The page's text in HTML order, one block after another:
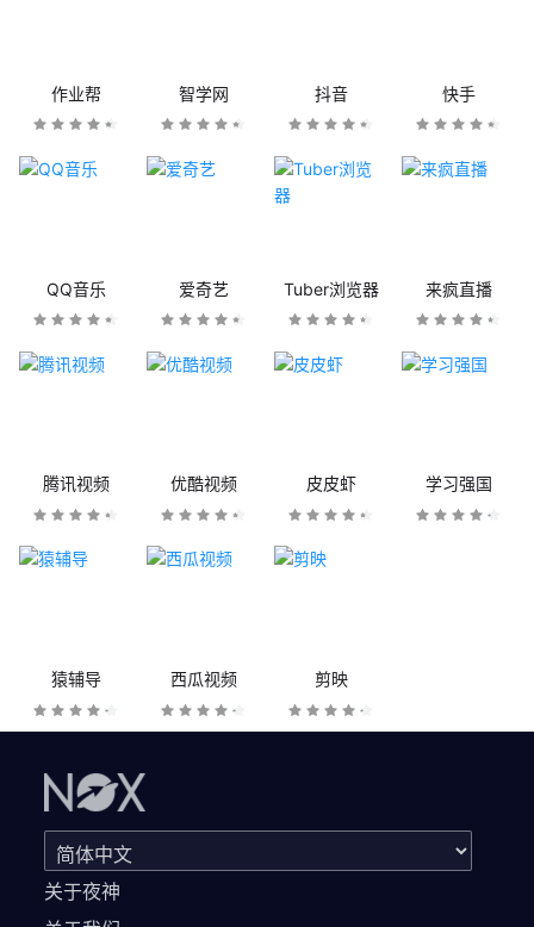
作业帮 智学网 抖音 快手
QQ音乐 爱奇艺 Tuber浏览器 来疯直播
腾讯视频 优酷视频 皮皮虾 学习强国
猿辅导 西瓜视频 剪映
关于夜神